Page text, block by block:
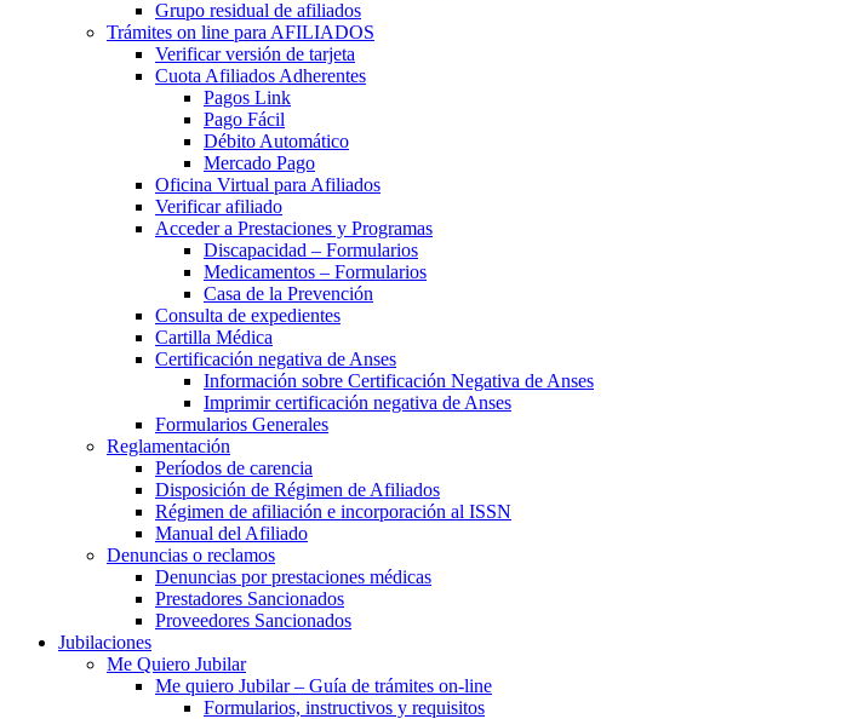
Grupo residual de afiliados
Trámites on line para AFILIADOS
Verificar versión de tarjeta
Cuota Afiliados Adherentes
Pagos Link
Pago Fácil
Débito Automático
Mercado Pago
Oficina Virtual para Afiliados
Verificar afiliado
Acceder a Prestaciones y Programas
Discapacidad – Formularios
Medicamentos – Formularios
Casa de la Prevención
Consulta de expedientes
Cartilla Médica
Certificación negativa de Anses
Información sobre Certificación Negativa de Anses
Imprimir certificación negativa de Anses
Formularios Generales
Reglamentación
Períodos de carencia
Disposición de Régimen de Afiliados
Régimen de afiliación e incorporación al ISSN
Manual del Afiliado
Denuncias o reclamos
Denuncias por prestaciones médicas
Prestadores Sancionados
Proveedores Sancionados
Jubilaciones
Me Quiero Jubilar
Me quiero Jubilar – Guía de trámites on-line
Formularios, instructivos y requisitos